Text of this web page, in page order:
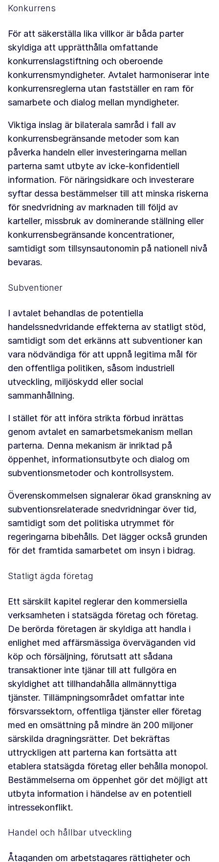
Konkurrens
För att säkerställa lika villkor är båda parter
skyldiga att upprätthålla omfattande
konkurrenslagstiftning och oberoende
konkurrensmyndigheter. Avtalet harmoniserar inte
konkurrensreglerna utan fastställer en ram för
samarbete och dialog mellan myndigheter.
Viktiga inslag är bilaterala samråd i fall av
konkurrensbegränsande metoder som kan
påverka handeln eller investeringarna mellan
parterna samt utbyte av icke-konfidentiell
information. För näringsidkare och investerare
syftar dessa bestämmelser till att minska riskerna
för snedvridning av marknaden till följd av
karteller, missbruk av dominerande ställning eller
konkurrensbegränsande koncentrationer,
samtidigt som tillsynsautonomin på nationell nivå
bevaras.
Subventioner
I avtalet behandlas de potentiella
handelssnedvridande effekterna av statligt stöd,
samtidigt som det erkänns att subventioner kan
vara nödvändiga för att uppnå legitima mål för
den offentliga politiken, såsom industriell
utveckling, miljöskydd eller social
sammanhållning.
I stället för att införa strikta förbud inrättas
genom avtalet en samarbetsmekanism mellan
parterna. Denna mekanism är inriktad på
öppenhet, informationsutbyte och dialog om
subventionsmetoder och kontrollsystem.
Överenskommelsen signalerar ökad granskning av
subventionsrelaterade snedvridningar över tid,
samtidigt som det politiska utrymmet för
regeringarna bibehålls. Det lägger också grunden
för det framtida samarbetet om insyn i bidrag.
Statligt ägda företag
Ett särskilt kapitel reglerar den kommersiella
verksamheten i statsägda företag och företag.
De berörda företagen är skyldiga att handla i
enlighet med affärsmässiga överväganden vid
köp och försäljning, förutsatt att sådana
transaktioner inte tjänar till att fullgöra en
skyldighet att tillhandahålla allmännyttiga
tjänster. Tillämpningsområdet omfattar inte
försvarssektorn, offentliga tjänster eller företag
med en omsättning på mindre än 200 miljoner
särskilda dragningsrätter. Det bekräftas
uttryckligen att parterna kan fortsätta att
etablera statsägda företag eller behålla monopol.
Bestämmelserna om öppenhet gör det möjligt att
utbyta information i händelse av en potentiell
intressekonflikt.
Handel och hållbar utveckling
Åtaganden om arbetstagares rättigheter och